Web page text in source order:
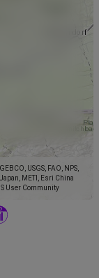
USGS, FAO, NPS,
METI, Esri China
User Community